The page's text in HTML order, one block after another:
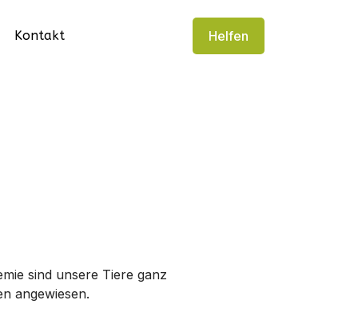
Kontakt Helfen
sind unsere Tiere ganz
angewiesen.